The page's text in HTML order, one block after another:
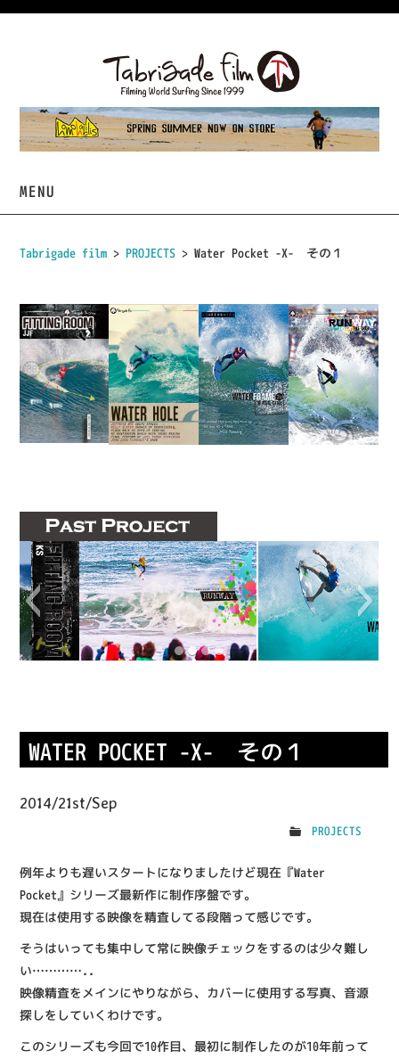
MENU
PROJECTS
TABRIGADE
IMPRESSION
Tabrigade film >PROJECTS > Water Pocket -X- その１
WATER POCKET -X- その１
2014/21st/Sep
PROJECTS
例年よりも遅いスタートになりましたけど現在『Water
Pocket』シリーズ最新作に制作序盤です。
現在は使用する映像を精査してる段階って感じです。
そうはいっても集中して常に映像チェックをするのは少々難し
い…………..
映像精査をメインにやりながら、カバーに使用する写真、音源
探しをしていくわけです。
このシリーズも今回で10作目、最初に制作したのが10年前って